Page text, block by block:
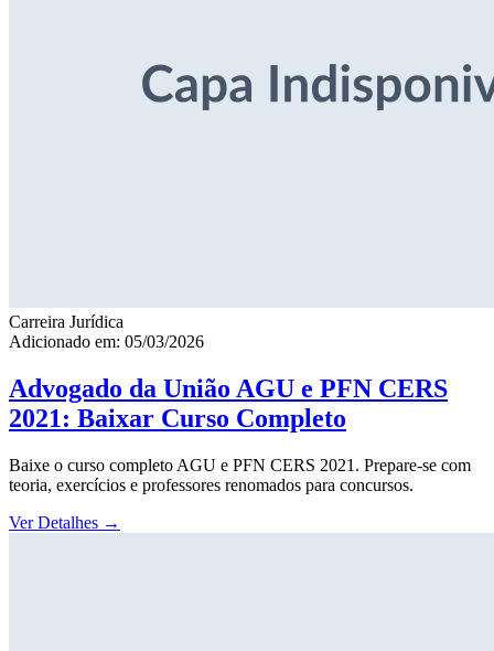
Carreira Jurídica
Adicionado em: 05/03/2026
Advogado da União AGU e PFN CERS
2021: Baixar Curso Completo
Baixe o curso completo AGU e PFN CERS 2021. Prepare-se com
teoria, exercícios e professores renomados para concursos.
Ver Detalhes →